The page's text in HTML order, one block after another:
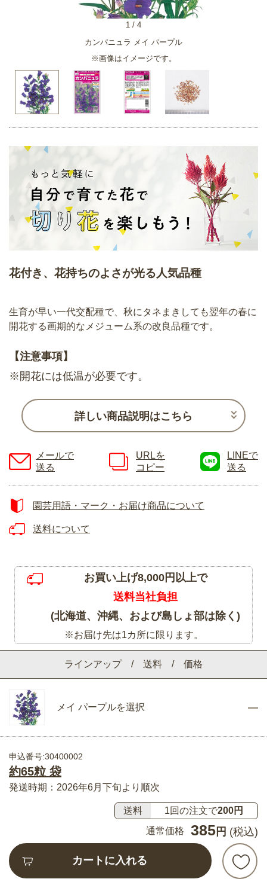
カンパニュラ メイ パープル
※画像はイメージです。
1 / 4
花付き、花持ちのよさが光る人気品種
ラインアップ / 送料 / 価格
メイ パープルを選択
申込番号:30400002
約65粒 袋
発送時期：2026年6月下旬より順次
送料 1回の注文で200円
通常価格
385 円 (税込)
カートに入れる
生育が早い一代交配種で、秋にタネまきしても翌年の春に
開花する画期的なメジューム系の改良品種です。
【注意事項】
※開花には低温が必要です。
詳しい商品説明はこちら
メールで
送る
URLを
コピー
LINEで
送る
園芸用語・マーク・お届け商品について
送料について
お買い上げ8,000円以上で
送料当社負担
(北海道、沖縄、および島しょ部は除く)
※お届け先は1カ所に限ります。